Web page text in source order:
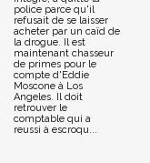
police parce qu'il
refusait de se laisser
acheter par un caïd de
la drogue. Il est
maintenant chasseur
de primes pour le
compte d'Eddie
Moscone à Los
Angeles. Il doit
retrouver le
comptable qui a
reussi à escroqu...